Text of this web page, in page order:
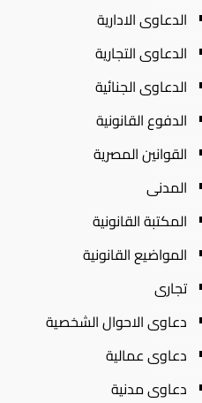
الدعاوى الادارية
الدعاوى التجارية
الدعاوى الجنائية
الدفوع القانونية
القوانين المصرية
المدنى
المكتبة القانونية
المواضيع القانونية
تجارى
دعاوى الاحوال الشخصية
دعاوى عمالية
دعاوى مدنية